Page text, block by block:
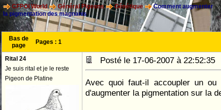
CFPOI World Général Pigeons Génétique
Comment augmenter
la pigmentation des magnanis
Bas de
page
Pages : 1
Rital 24
Je suis rital et je le reste
Pigeon de Platine
Posté le 17-06-2007 à
Avec quoi faut-il accoupler un ou
d'augmenter la pigmentation sur la